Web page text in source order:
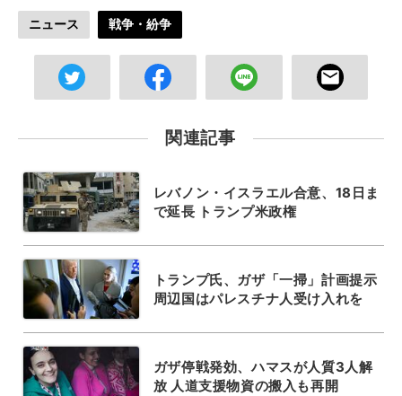
ニュース 戦争・紛争
関連記事
レバノン・イスラエル合意、18日ま
で延長 トランプ米政権
トランプ氏、ガザ「一掃」計画提示
周辺国はパレスチナ人受け入れを
ガザ停戦発効、ハマスが人質3人解
放 人道支援物資の搬入も再開